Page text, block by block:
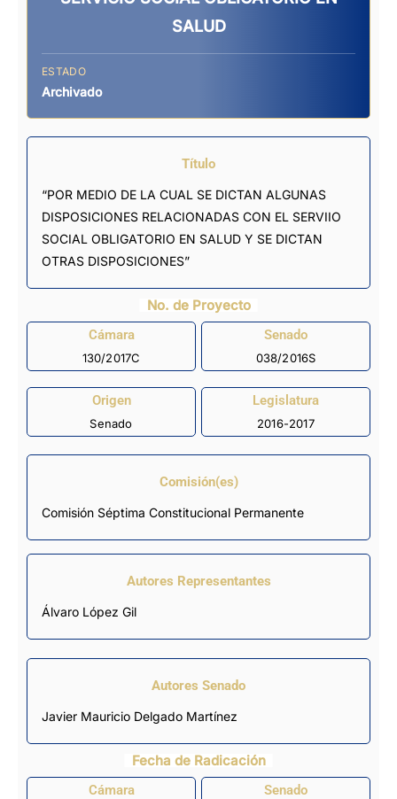
SALUD
ESTADO
Archivado
Título
“POR MEDIO DE LA CUAL SE DICTAN ALGUNAS
DISPOSICIONES RELACIONADAS CON EL SERVIIO
SOCIAL OBLIGATORIO EN SALUD Y SE DICTAN
OTRAS DISPOSICIONES”
No. de Proyecto
Cámara
130/2017C
Senado
038/2016S
Origen
Senado
Legislatura
2016-2017
Comisión(es)
Comisión Séptima Constitucional Permanente
Autores Representantes
Álvaro López Gil
Autores Senado
Javier Mauricio Delgado Martínez
Fecha de Radicación
Cámara Senado